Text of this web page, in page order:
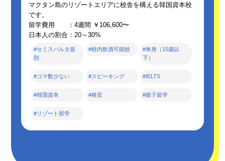
マクタン島のリゾートエリアに校舎を構える韓国資本校
です。
留学費用 ：4週間 ￥106,600〜
日本人の割合：20～30%
#セミスパルタ規
則
#校内飲酒可能校
#単身（15歳以
下）
#コマ数少ない #スピーキング #IELTS
#韓国資本 #格安 #親子留学
#リゾート留学